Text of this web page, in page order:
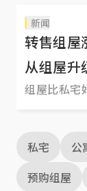
新闻
转售组
从组屋升
组屋比私宅
私宅 公
预购组屋